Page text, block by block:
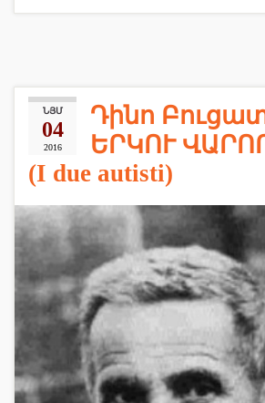
ՆՅՄ
04
2016
Դինո
ԵՐԿՈՒ
(I due autisti)